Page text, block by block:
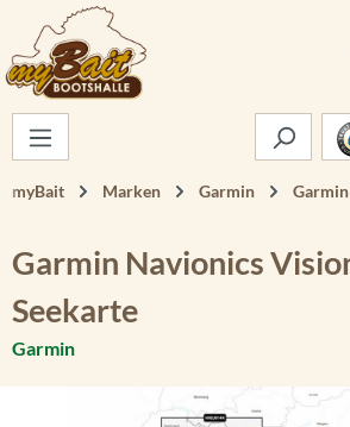
Zum Hauptinhalt springen
myBait Marken Garmin
Garmin Navionics
Seekarte
Garmin
Bildergalerie überspringen